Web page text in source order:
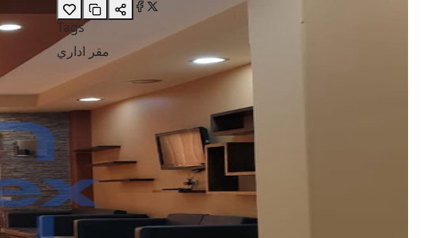
Tags
مقر اداري